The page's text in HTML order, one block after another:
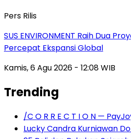
Pers Rilis
SUS ENVIRONMENT Raih Dua
Percepat Ekspansi Global
Kamis, 6 Agu 2026 - 12:08 WIB
Trending
/C O R R E C T I O N —
Lucky Candra Kurniawan